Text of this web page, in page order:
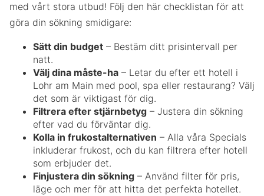
med vårt stora utbud! Följ den här checklistan för att
göra din sökning smidigare:
Sätt din budget – Bestäm ditt prisintervall per
natt.
Välj dina måste-ha – Letar du efter ett hotell i
Lohr am Main med pool, spa eller restaurang? Välj
det som är viktigast för dig.
Filtrera efter stjärnbetyg – Justera din sökning
efter vad du förväntar dig.
Kolla in frukostalternativen – Alla våra Specials
inkluderar frukost, och du kan filtrera efter hotell
som erbjuder det.
Finjustera din sökning – Använd filter för pris,
läge och mer för att hitta det perfekta hotellet.